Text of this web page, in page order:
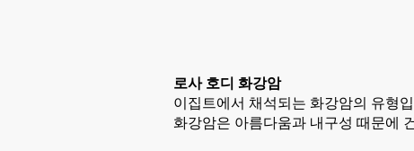
로사 호디 화강암
이집트에서 채석되는 화강암의 유형
화강암은 아름다움과 내구성 때문에